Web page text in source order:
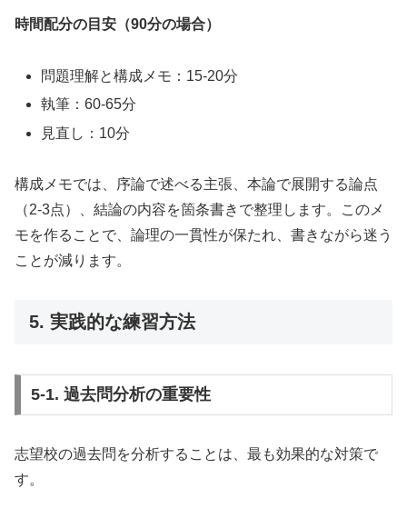
時間配分の目安（90分の場合）
問題理解と構成メモ：15-20分
執筆：60-65分
見直し：10分
構成メモでは、序論で述べる主張、本論で展開する論点
（2-3点）、結論の内容を箇条書きで整理します。このメ
モを作ることで、論理の一貫性が保たれ、書きながら迷う
ことが減ります。
5. 実践的な練習方法
5-1. 過去問分析の重要性
志望校の過去問を分析することは、最も効果的な対策で
す。